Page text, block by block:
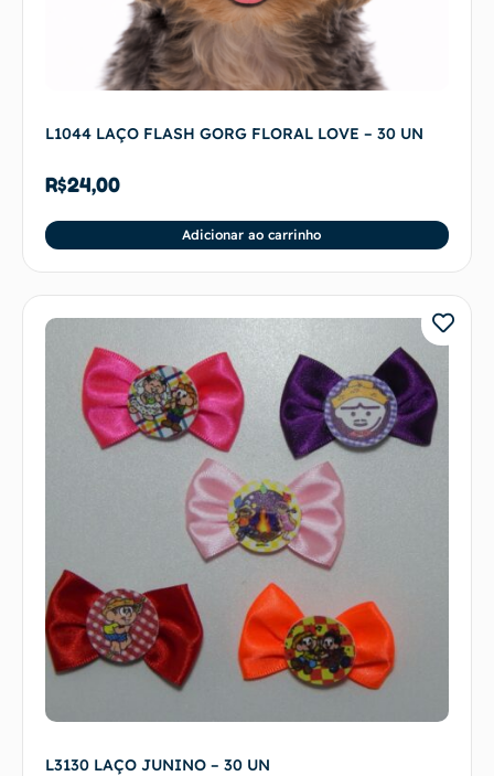
L1044 LAÇO FLASH GORG FLORAL LOVE – 30 UN
R$24,00
Adicionar ao carrinho
L3130 LAÇO JUNINO – 30 UN